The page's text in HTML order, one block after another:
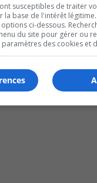
susceptibles de traiter
la base de l'intérêt
ci-dessous.
du site pour gérer ou
des cookies et